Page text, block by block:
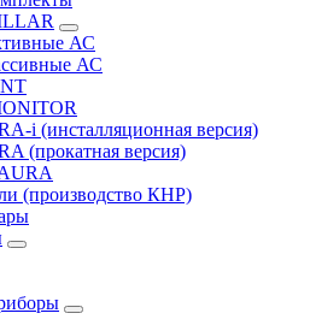
АС
АС
i (инсталляционная версия)
(прокатная версия)
(производство КНР)